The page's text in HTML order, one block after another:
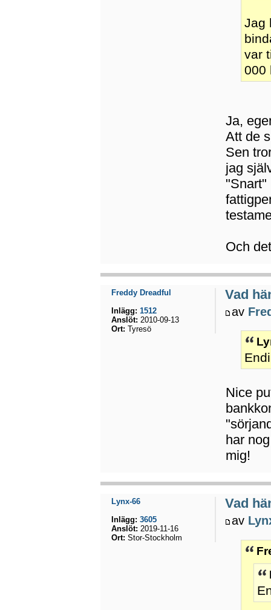
Jag
var
000
Ja,
Att de
Sen
jag
"Snart"
Och
Vad
av
Nice
har
mig!
Freddy Dreadful
Inlägg: 1512
Anslöt: 2010-09-13
Ort: Tyresö
Vad
av
Lynx-66
Inlägg: 3605
Anslöt: 2019-11-16
Ort: Stor-Stockholm